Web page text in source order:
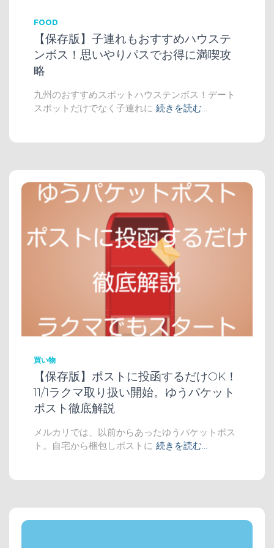
FOOD
【保存版】子連れもおすすめハウステ
ンボス！思いやりパスでお得に満喫攻
略
九州のおすすめスポットハウステンボス！デート
スポットだけでなく子連れに 続きを読む…
買い物
【保存版】ポストに投函するだけOK！
11/1ラクマ取り扱い開始。ゆうパケット
ポスト徹底解説
メルカリでは、以前からあったゆうパケットポス
ト。自宅から梱包しポストに 続きを読む…